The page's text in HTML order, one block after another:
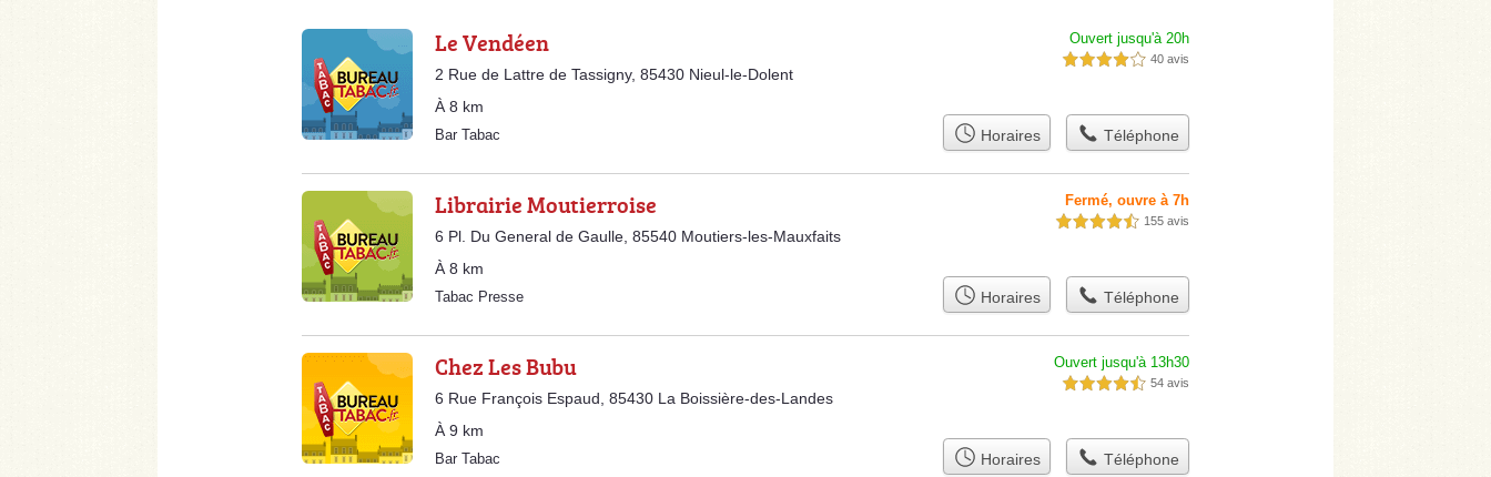
Le Vendéen
2 Rue de Lattre de Tassigny, 85430 Nieul-le-Dolent
À 8 km
Ouvert jusqu'à 20h
4,0 étoiles sur 5 40 avis
Bar Tabac Horaires Téléphone
Librairie Moutierroise
6 Pl. Du General de Gaulle, 85540 Moutiers-les-Mauxfaits
À 8 km
Fermé, ouvre à 7h
4,5 étoiles sur 5 155 avis
Tabac Presse Horaires Téléphone
Chez Les Bubu
6 Rue François Espaud, 85430 La Boissière-des-Landes
À 9 km
Ouvert jusqu'à 13h30
4,5 étoiles sur 5 54 avis
Bar Tabac Horaires Téléphone